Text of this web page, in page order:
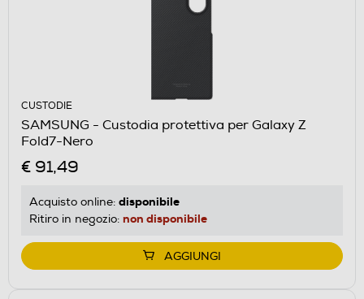
CUSTODIE
SAMSUNG - Custodia protettiva per Galaxy Z
Fold7-Nero
€ 91,49
Acquisto online: disponibile
Ritiro in negozio: non disponibile
AGGIUNGI